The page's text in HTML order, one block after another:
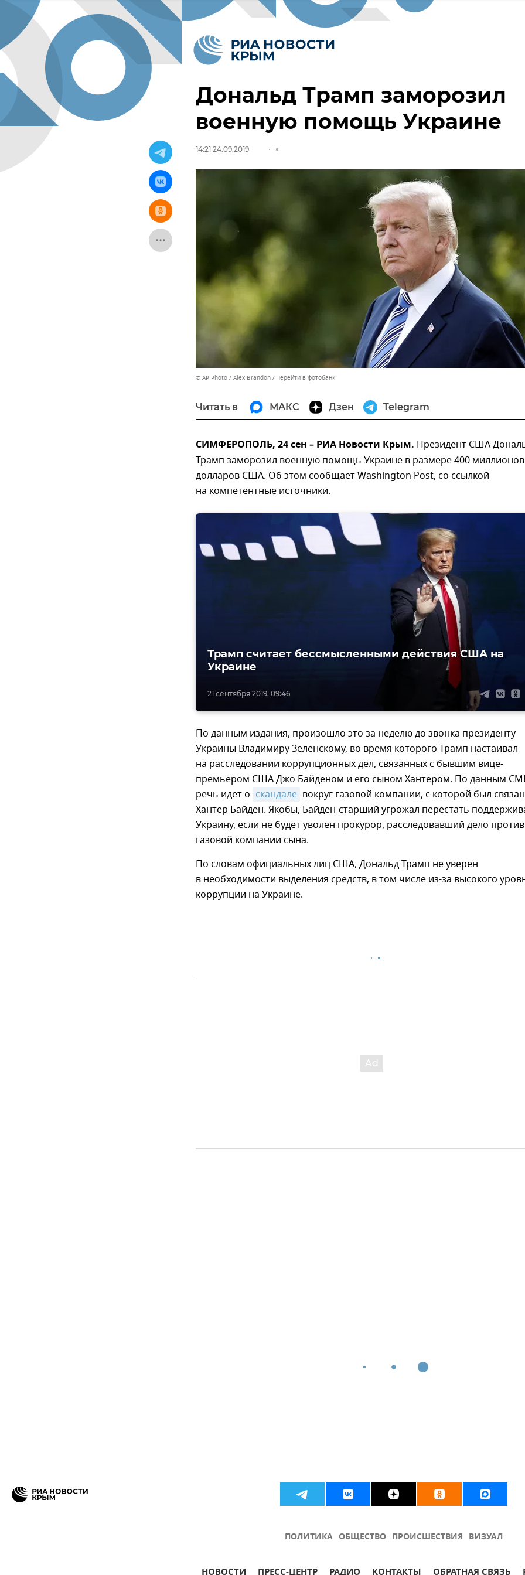
Дональд Трамп заморозил
военную помощь Украине
14:21 24.09.2019
© AP Photo / Alex Brandon Перейти в фотобанк
Читать в МАКС Дзен Telegram
СИМФЕРОПОЛЬ, 24 сен – РИА Новости Крым. Президент США
Трамп заморозил военную помощь Украине в размере 400 миллионов
долларов США. Об этом сообщает Washington Post, со ссылкой
на компетентные источники.
21 сентября 2019, 09:46
Трамп считает бессмысленными действия США на
Украине
По данным издания, произошло это за неделю до звонка президенту
Украины Владимиру Зеленскому, во время которого Трамп настаивал
на расследовании коррупционных дел, связанных с бывшим вице-
премьером США Джо Байденом и его сыном Хантером. По данным
речь идет о скандале вокруг газовой компании, с которой был
Хантер Байден. Якобы, Байден-старший угрожал перестать
Украину, если не будет уволен прокурор, расследовавший дело против
газовой компании сына.
По словам официальных лиц США, Дональд Трамп не уверен
в необходимости выделения средств, в том числе из-за высокого
коррупции на Украине.
ПОЛИТИКА ОБЩЕСТВО ПРОИСШЕСТВИЯ ВИЗУАЛ